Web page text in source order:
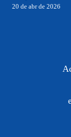
20 de abr de 2026